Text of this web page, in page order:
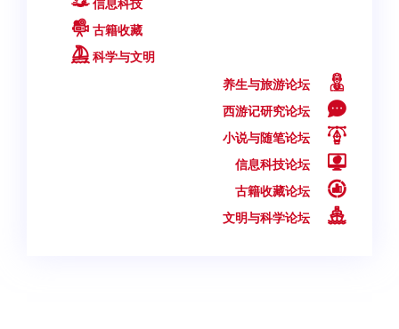
信息科技
古籍收藏
科学与文明
养生与旅游论坛
西游记研究论坛
小说与随笔论坛
信息科技论坛
古籍收藏论坛
文明与科学论坛